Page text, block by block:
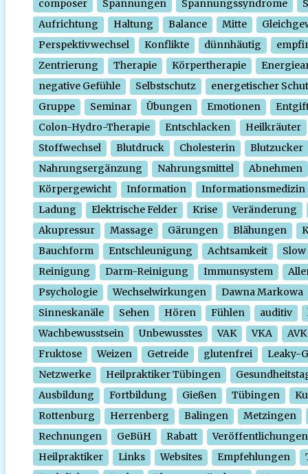
composer Spannungen Spannungssyndrome
Aufrichtung
Haltung Balance Mitte
Perspektivwechsel
Konflikte dünnhäutig
Zentrierung
Therapie Körpertherapie
negative Gefühle
Selbstschutz
energetischer
Gruppe
Seminar Übungen Emotionen
Colon-Hydro-Therapie
Entschlacken
Heilkräuter
Stoffwechsel
Blutdruck Cholesterin
Blutzucker
Nahrungsergänzung
Nahrungsmittel
Abnehmen
Körpergewicht
Information
Informationsmedizin
Ladung
Elektrische Felder Krise
Veränderung
Akupressur
Massage Gärungen Blähungen
Bauchform
Entschleunigung Achtsamkeit
Slow
Reinigung
Darm-Reinigung Immunsystem
Psychologie
Wechselwirkungen
Dawna Markowa
Sinneskanäle
Sehen Hören Fühlen auditiv
Wachbewusstsein
Unbewusstes VAK VKA
AVK
Fruktose
Weizen Getreide glutenfrei
Leaky-
Netzwerke
Heilpraktiker Tübingen
Ausbildung
Fortbildung Gießen Tübingen
Rottenburg
Herrenberg Balingen
Metzingen
Rechnungen
GeBüH Rabatt
Veröffentlichungen
Heilpraktiker
Links Websites Empfehlungen